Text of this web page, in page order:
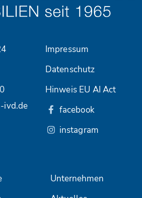
ivd.de
Unternehmen
Impressum
Datenschutz
Hinweis EU AI Act
facebook
instagram